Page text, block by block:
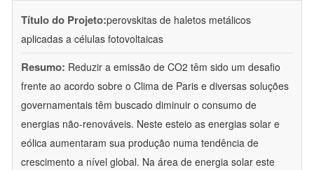
Título do Projeto:perovskitas de haletos metálicos
aplicadas a células fotovoltaicas
Resumo: Reduzir a emissão de CO2 têm sido um desafio
frente ao acordo sobre o Clima de Paris e diversas soluções
governamentais têm buscado diminuir o consumo de
energias não-renováveis. Neste esteio as energias solar e
eólica aumentaram sua produção numa tendência de
crescimento a nível global. Na área de energia solar este